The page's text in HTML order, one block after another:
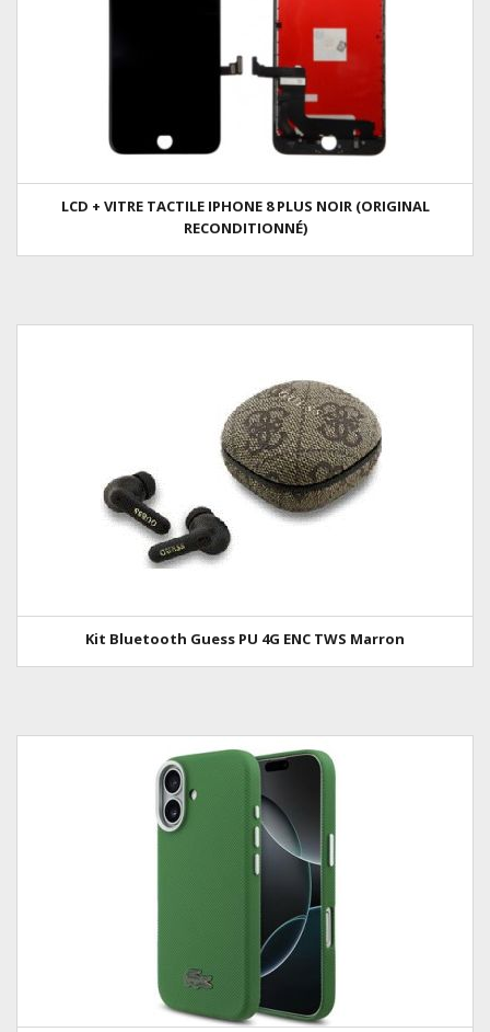
LCD + VITRE TACTILE IPHONE 8 PLUS NOIR (ORIGINAL
RECONDITIONNÉ)
Kit Bluetooth Guess PU 4G ENC TWS Marron